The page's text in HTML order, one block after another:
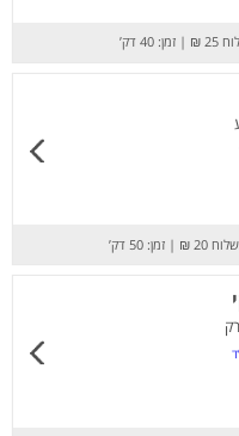
₪
| זמן: 40 דק’
20 ₪
| זמן: 50 דק’